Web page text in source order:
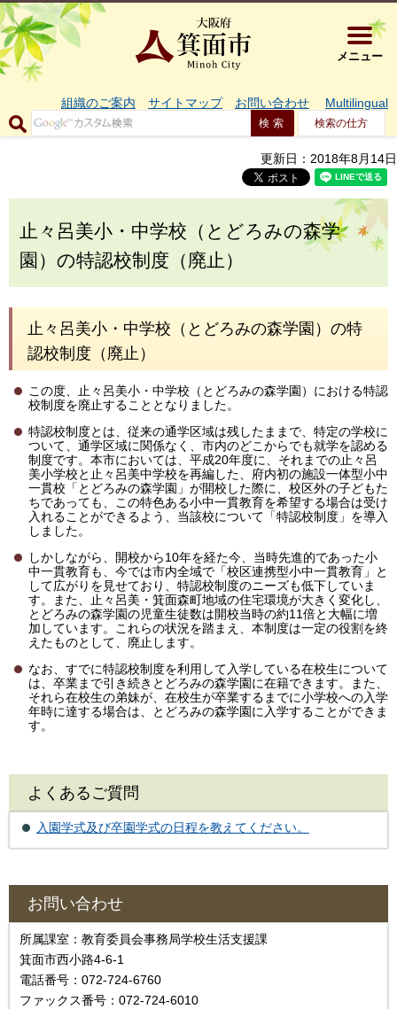
大阪府箕
メニュー
組織のご案内 サイトマップ お問い合わせ Multilingual
検索の仕方
更新日：2018年8月14日
止々呂美小・中学校（とどろみの森学
園）の特認校制度（廃止）
止々呂美小・中学校（とどろみの森学園）の特
認校制度（廃止）
この度、止々呂美小・中学校（とどろみの森学園）における特認
校制度を廃止することとなりました。
特認校制度とは、従来の通学区域は残したままで、特定の学校に
ついて、通学区域に関係なく、市内のどこからでも就学を認める
制度です。本市においては、平成20年度に、それまでの止々呂
美小学校と止々呂美中学校を再編した、府内初の施設一体型小中
一貫校「とどろみの森学園」が開校した際に、校区外の子どもた
ちであっても、この特色ある小中一貫教育を希望する場合は受け
入れることができるよう、当該校について「特認校制度」を導入
しました。
しかしながら、開校から10年を経た今、当時先進的であった小
中一貫教育も、今では市内全域で「校区連携型小中一貫教育」と
して広がりを見せており、特認校制度のニーズも低下していま
す。また、止々呂美・箕面森町地域の住宅環境が大きく変化し、
とどろみの森学園の児童生徒数は開校当時の約11倍と大幅に増
加しています。これらの状況を踏まえ、本制度は一定の役割を終
えたものとして、廃止します。
なお、すでに特認校制度を利用して入学している在校生について
は、卒業まで引き続きとどろみの森学園に在籍できます。また、
それら在校生の弟妹が、在校生が卒業するまでに小学校への入学
年時に達する場合は、とどろみの森学園に入学することができま
す。
よくあるご質問
入園学式及び卒園学式の日程を教えてください。
お問い合わせ
所属課室：教育委員会事務局学校生活支援課
箕面市西小路4-6-1
電話番号：072-724-6760
ファックス番号：072-724-6010